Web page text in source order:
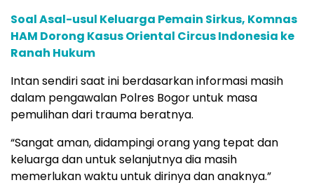
Soal Asal-usul Keluarga Pemain Sirkus, Komnas
HAM Dorong Kasus Oriental Circus Indonesia ke
Ranah Hukum
Intan sendiri saat ini berdasarkan informasi masih
dalam pengawalan Polres Bogor untuk masa
pemulihan dari trauma beratnya.
“Sangat aman, didampingi orang yang tepat dan
keluarga dan untuk selanjutnya dia masih
memerlukan waktu untuk dirinya dan anaknya.”